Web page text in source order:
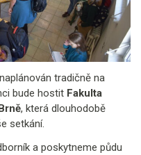
tradičně na
bude hostit Fakulta
, která dlouhodobě
setkání.
a poskytneme půdu